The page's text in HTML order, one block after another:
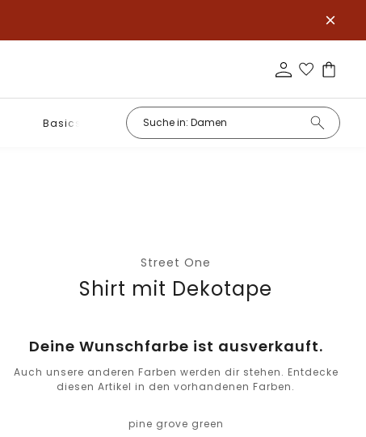
Basics
Street One
Shirt mit Dekotape
Deine Wunschfarbe ist ausverkauft.
Auch unsere anderen Farben werden dir stehen. Entdecke
diesen Artikel in den vorhandenen Farben.
pine grove green